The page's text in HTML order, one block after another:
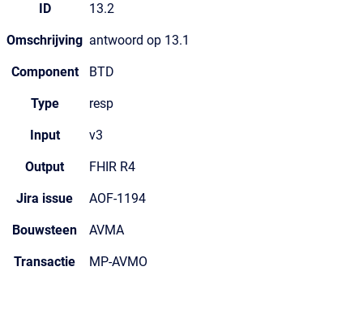
ID 13.2
Omschrijving antwoord op 13.1
Component BTD
Type resp
Input v3
Output FHIR R4
Jira issue AOF-1194
Bouwsteen AVMA
Transactie MP-AVMO